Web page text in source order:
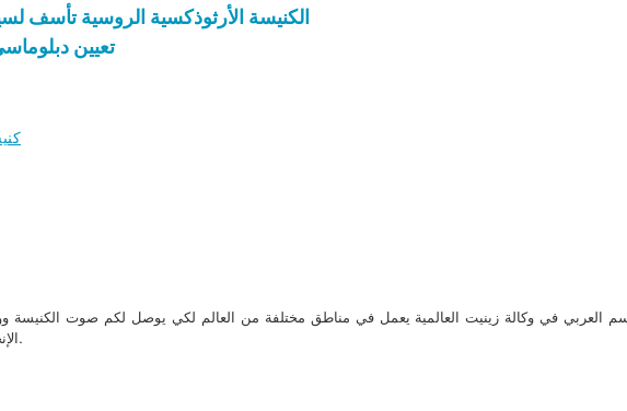
الكنيسة الأرثوذكسية الروسية تأسف
تعيين
العربي في وكالة زينيت العالمية يعمل في مناطق مختلفة من العالم لكي يوصل لكم صوت الكنيسة
الإنجيل الحي.